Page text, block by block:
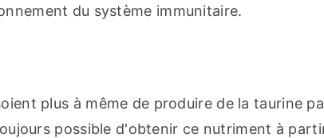
du système immunitaire.
plus à même de produire de la taurine
possible d'obtenir ce nutriment à